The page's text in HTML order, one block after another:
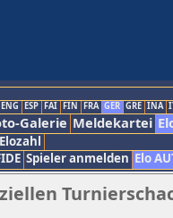
ENG ESP FAI FIN FRA GER GRE INA
Galerie Meldekartei
Spieler anmelden Elo